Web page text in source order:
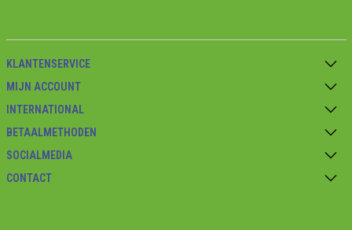
KLANTENSERVICE
MIJN ACCOUNT
INTERNATIONAL
BETAALMETHODEN
SOCIALMEDIA
CONTACT